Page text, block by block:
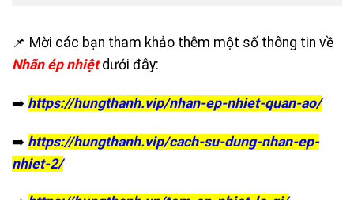
📌 Mời các bạn tham khảo thêm một số thông tin về
Nhãn ép nhiệtdưới đây:
➡️ https://hungthanh.vip/nhan-ep-nhiet-quan-ao/
➡️ https://hungthanh.vip/cach-su-dung-nhan-ep-
nhiet-2/